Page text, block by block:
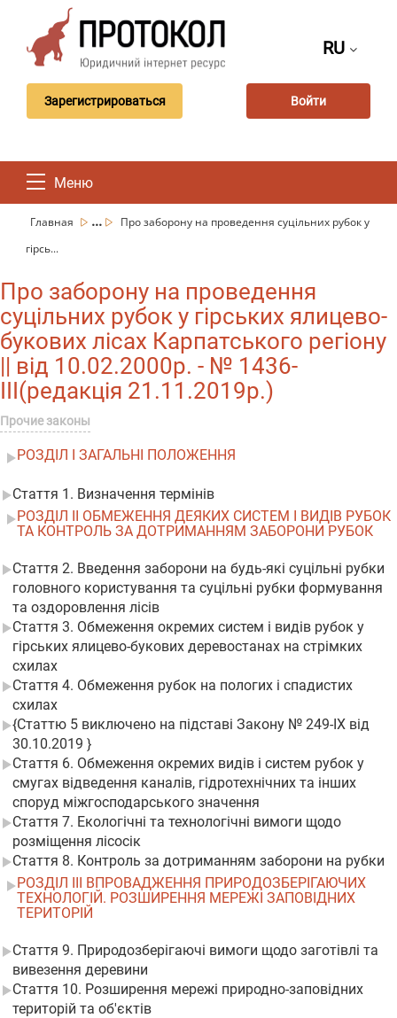
RU
Зарегистрироваться Войти
Меню
Главная ...
Про заборону на проведення суцільних рубок у
гірсь...
Про заборону на проведення
суцільних рубок у гірських ялицево-
букових лісах Карпатського регіону
|| від 10.02.2000р. - № 1436-
III(редакція 21.11.2019р.)
Прочие законы
РОЗДІЛ I ЗАГАЛЬНІ ПОЛОЖЕННЯ
Стаття 1. Визначення термінів
РОЗДІЛ II ОБМЕЖЕННЯ ДЕЯКИХ СИСТЕМ І ВИДІВ РУБОК
ТА КОНТРОЛЬ ЗА ДОТРИМАННЯМ ЗАБОРОНИ РУБОК
Стаття 2. Введення заборони на будь-які суцільні рубки
головного користування та суцільні рубки формування
та оздоровлення лісів
Стаття 3. Обмеження окремих систем і видів рубок у
гірських ялицево-букових деревостанах на стрімких
схилах
Стаття 4. Обмеження рубок на пологих і спадистих
схилах
{Статтю 5 виключено на підставі Закону № 249-IX від
30.10.2019 }
Стаття 6. Обмеження окремих видів і систем рубок у
смугах відведення каналів, гідротехнічних та інших
споруд міжгосподарського значення
Стаття 7. Екологічні та технологічні вимоги щодо
розміщення лісосік
Стаття 8. Контроль за дотриманням заборони на рубки
РОЗДІЛ III ВПРОВАДЖЕННЯ ПРИРОДОЗБЕРІГАЮЧИХ
ТЕХНОЛОГІЙ. РОЗШИРЕННЯ МЕРЕЖІ ЗАПОВІДНИХ
ТЕРИТОРІЙ
Стаття 9. Природозберігаючі вимоги щодо заготівлі та
вивезення деревини
Стаття 10. Розширення мережі природно-заповідних
територій та об'єктів